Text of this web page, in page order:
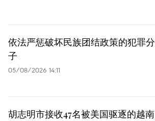
依法严惩破坏民族团结政策的犯罪分
子
05/08/2026 14:11
胡志明市接收47名被美国驱逐的越南